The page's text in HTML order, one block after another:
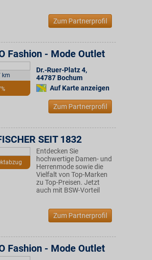
Zum Partnerprofil
km
Fashion - Mode Outlet
Dr.-Ruer-Platz 4,
44787 Bochum
Auf Karte anzeigen
Zum Partnerprofil
SEIT 1832
Entdecken Sie
hochwertige Damen- und
Herrenmode sowie die
Vielfalt von Top-Marken
zu Top-Preisen. Jetzt
auch mit BSW-Vorteil
Zum Partnerprofil
Fashion - Mode Outlet